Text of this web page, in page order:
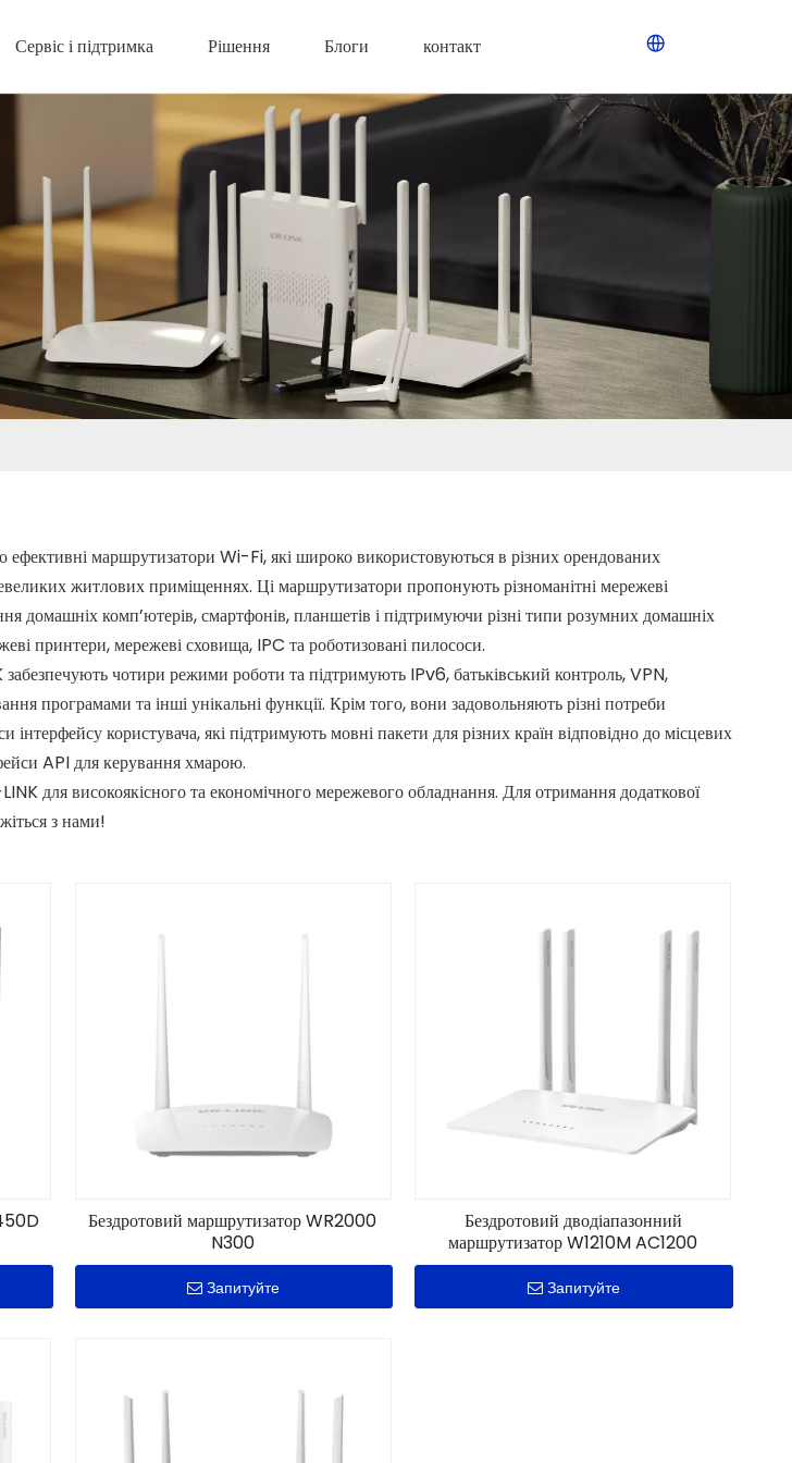
Сервіс і підтримка Рішення Блоги контакт
ефективні маршрутизатори Wi-Fi, які широко використовуються в різних орендованих
житлових приміщеннях. Ці маршрутизатори пропонують різноманітні мережеві
домашніх комп’ютерів, смартфонів, планшетів і підтримуючи різні типи розумних домашніх
принтери, мережеві сховища, IPC та роботизовані пилососи.
чотири режими роботи та підтримують IPv6, батьківський контроль, VPN,
програмами та інші унікальні функції. Крім того, вони задовольняють різні потреби
користувача, які підтримують мовні пакети для різних країн відповідно до місцевих
API для керування хмарою.
для високоякісного та економічного мережевого обладнання. Для отримання додаткової
з нами!
Бездротовий маршрутизатор WR2000
N300
Запитуйте
Бездротовий дводіапазонний
маршрутизатор W1210M AC1200
Запитуйте